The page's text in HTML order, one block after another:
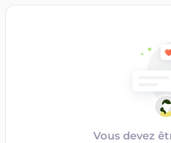
Vous devez